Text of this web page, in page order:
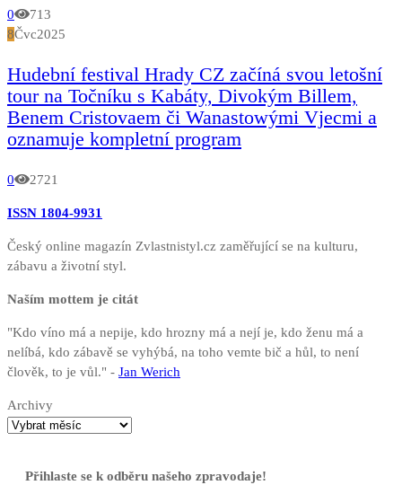
0
713
8Čvc2025
Hudební festival Hrady CZ začíná svou letošní
tour na Točníku s Kabáty, Divokým Billem,
Benem Cristovaem či Wanastowými Vjecmi a
oznamuje kompletní program
0 2721
ISSN 1804-9931
Český online magazín Zvlastnistyl.cz zaměřující se na kulturu,
zábavu a životní styl.
Naším mottem je citát
"Kdo víno má a nepije, kdo hrozny má a nejí je, kdo ženu má a
nelíbá, kdo zábavě se vyhýbá, na toho vemte bič a hůl, to není
člověk, to je vůl." - Jan Werich
Archivy
Přihlaste se k odběru našeho zpravodaje!